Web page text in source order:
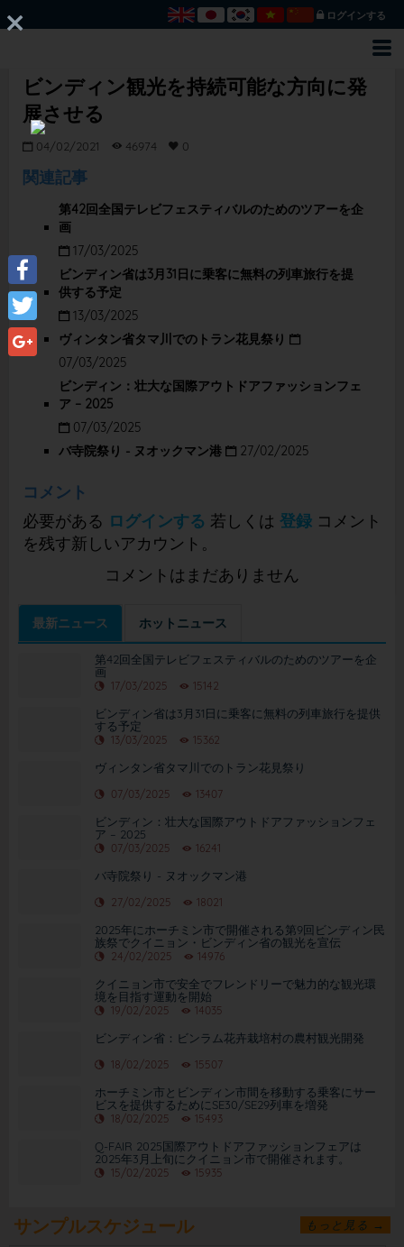
ログインする
Facebook
Twitter
ビンディン観光を持続可能な方向に発
展させる
04/02/2021 46974 0
関連記事
第42回全国テレビフェスティバルのためのツアーを企
画
17/03/2025
ビンディン省は3月31日に乗客に無料の列車旅行を提
供する予定
13/03/2025
ヴィンタン省タマ川でのトラン花見祭り
07/03/2025
ビンディン：壮大な国際アウトドアファッションフェ
ア – 2025
07/03/2025
バ寺院祭り - ヌオックマン港
27/02/2025
コメント
必要がある ログインする 若しくは 登録 コメント
を残す新しいアカウント。
コメントはまだありません
最新ニュース ホットニュース
第42回全国テレビフェスティバルのためのツアーを企
画
17/03/2025 15142
ビンディン省は3月31日に乗客に無料の列車旅行を提供
する予定
13/03/2025 15362
ヴィンタン省タマ川でのトラン花見祭り
07/03/2025 13407
ビンディン：壮大な国際アウトドアファッションフェ
ア – 2025
07/03/2025 16241
バ寺院祭り - ヌオックマン港
27/02/2025 18021
2025年にホーチミン市で開催される第9回ビンディン民
族祭でクイニョン・ビンディン省の観光を宣伝
24/02/2025 14976
クイニョン市で安全でフレンドリーで魅力的な観光環
境を目指す運動を開始
19/02/2025 14035
ビンディン省：ビンラム花卉栽培村の農村観光開発
18/02/2025 15507
ホーチミン市とビンディン市間を移動する乗客にサー
ビスを提供するためにSE30/SE29列車を増発
18/02/2025 15493
Q-FAIR 2025国際アウトドアファッションフェアは
2025年3月上旬にクイニョン市で開催されます。
15/02/2025 15935
サンプルスケジュール もっと見る →